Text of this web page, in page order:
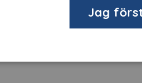
Jag